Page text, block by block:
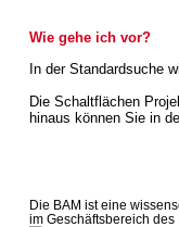
Wie gehe ich vor?
In der Standardsuche
Die Schaltflächen
hinaus können Sie in
Die BAM ist eine
im Geschäftsbereich des